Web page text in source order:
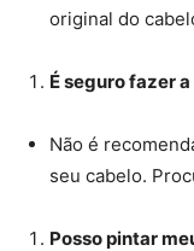
original do
É seguro fazer
Não é
seu cabelo.
Posso pintar